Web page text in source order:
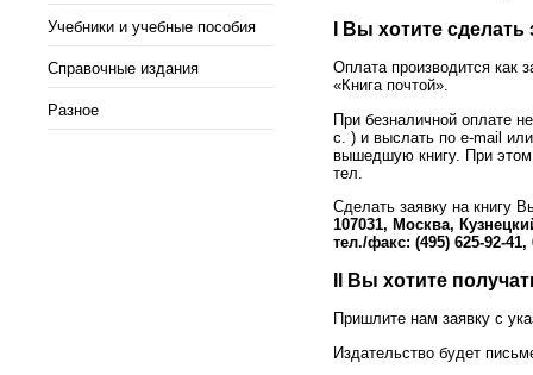
Учебники и учебные пособия
Справочные издания
Разное
I Вы хотите
Оплата производится как
«Книга почтой».
При безналичной оплате
с. ) и выслать по e-mail
вышедшую книгу. При
тел.
Сделать заявку на книгу
107031, Москва,
тел./факс: (495) 625-92-41,
II Вы хотите
Пришлите нам заявку с
Издательство будет